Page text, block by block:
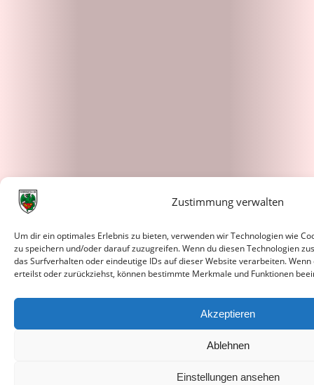
Zustimmung verwalten
Um dir ein optimales Erlebnis zu bieten, verwenden wir Technologien wie
zu speichern und/oder darauf zuzugreifen. Wenn du diesen Technologien
das Surfverhalten oder eindeutige IDs auf dieser Website verarbeiten.
erteilst oder zurückziehst, können bestimmte Merkmale und Funktionen
Akzeptieren
Ablehnen
Einstellungen ansehen